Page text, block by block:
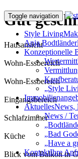
Toggle navigation
Style Living
Anja Bodtländer
Konzeptionelle
„Style
AktuellesNews,
News /
„Bad
„Have a
KontaktIhre
Gut
Hausansicht
Wohn-Essbereich
Wohn-Essbereich
Eingangsbereich
Schlafzimmer
Küche
Blick vom Balkon in